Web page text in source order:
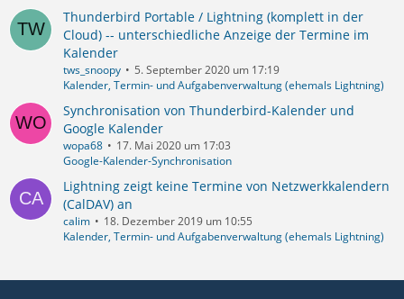
Thunderbird Portable / Lightning (komplett in der
Cloud) -- unterschiedliche Anzeige der Termine im
Kalender
tws_snoopy
5. September 2020 um 17:19
Kalender, Termin- und Aufgabenverwaltung (ehemals Lightning)
Synchronisation von Thunderbird-Kalender und
Google Kalender
wopa68
17. Mai 2020 um 17:03
Google-Kalender-Synchronisation
Lightning zeigt keine Termine von Netzwerkkalendern
(CalDAV) an
calim
18. Dezember 2019 um 10:55
Kalender, Termin- und Aufgabenverwaltung (ehemals Lightning)